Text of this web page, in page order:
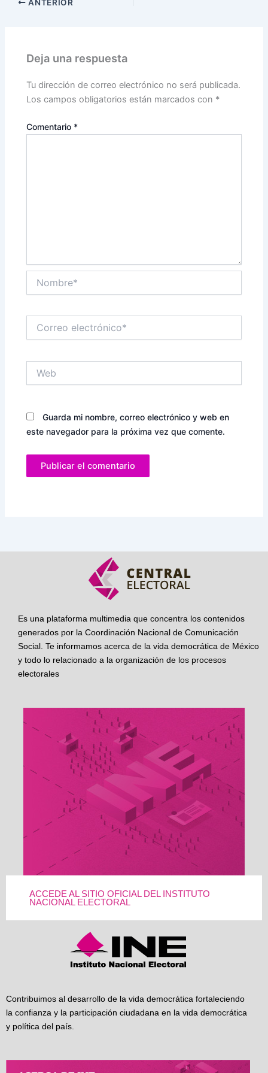
ANTERIOR
Deja una respuesta
Tu dirección de correo electrónico no será publicada.
Los campos obligatorios están marcados con *
Comentario *
electrónico*
Guarda mi nombre, correo electrónico y web en
este navegador para la próxima vez que comente.
Es una plataforma multimedia que concentra los contenidos
generados por la Coordinación Nacional de Comunicación
Social. Te informamos acerca de la vida democrática de México
y todo lo relacionado a la organización de los procesos
electorales
ACCEDE AL SITIO OFICIAL DEL INSTITUTO
NACIONAL ELECTORAL
Contribuimos al desarrollo de la vida democrática fortaleciendo
la confianza y la participación ciudadana en la vida democrática
y política del país.